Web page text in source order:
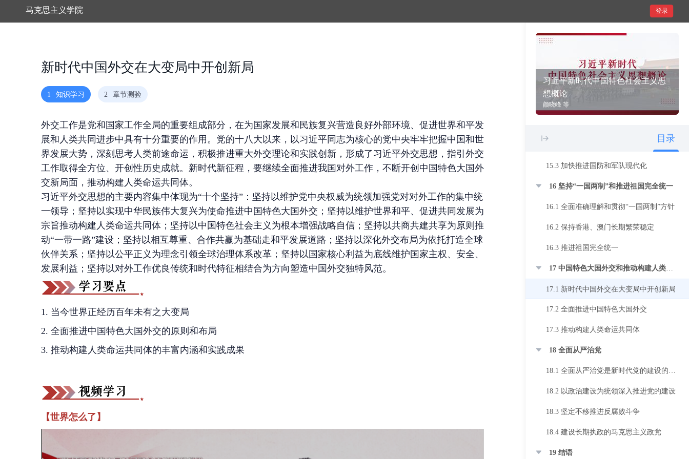
马克思主义学院 登录
习近平新时代中国特色社会主义思
想概论
颜晓峰 等
目录
14 维护和塑造国家安全
14.1 坚持总体国家安全观
14.2 构建统筹各领域安全的新安全格局
14.3 开创新时代国家安全工作新局面
15 建设巩固国防和强大人民军队
15.3 加快推进国防和军队现代化
16 坚持“一国两制”和推进祖国完全统一
16.1 全面准确理解和贯彻“一国两制”方针
16.2 保持香港、澳门长期繁荣稳定
16.3 推进祖国完全统一
17 中国特色大国外交和推动构建人类命运共同体
17.1 新时代中国外交在大变局中开创新局
17.2 全面推进中国特色大国外交
17.3 推动构建人类命运共同体
18 全面从严治党
18.1 全面从严治党是新时代党的建设的鲜明主题
18.2 以政治建设为统领深入推进党的建设
18.3 坚定不移推进反腐败斗争
18.4 建设长期执政的马克思主义政党
19 结语
新时代中国外交在大变局中开创新局
1 知识学习 2 章节测验
外交工作是党和国家工作全局的重要组成部分，在为国家发展和民族复兴营造良好外部环境、促进世界和平发
展和人类共同进步中具有十分重要的作用。党的十八大以来，以习近平同志为核心的党中央牢牢把握中国和世
界发展大势，深刻思考人类前途命运，积极推进重大外交理论和实践创新，形成了习近平外交思想，指引外交
工作取得全方位、开创性历史成就。新时代新征程，要继续全面推进我国对外工作，不断开创中国特色大国外
交新局面，推动构建人类命运共同体。
习近平外交思想的主要内容集中体现为“十个坚持”：坚持以维护党中央权威为统领加强党对对外工作的集中统
一领导；坚持以实现中华民族伟大复兴为使命推进中国特色大国外交；坚持以维护世界和平、促进共同发展为
宗旨推动构建人类命运共同体；坚持以中国特色社会主义为根本增强战略自信；坚持以共商共建共享为原则推
动“一带一路”建设；坚持以相互尊重、合作共赢为基础走和平发展道路；坚持以深化外交布局为依托打造全球
伙伴关系；坚持以公平正义为理念引领全球治理体系改革；坚持以国家核心利益为底线维护国家主权、安全、
发展利益；坚持以对外工作优良传统和时代特征相结合为方向塑造中国外交独特风范。
1. 当今世界正经历百年未有之大变局
2. 全面推进中国特色大国外交的原则和布局
3. 推动构建人类命运共同体的丰富内涵和实践成果
【世界怎么了 】